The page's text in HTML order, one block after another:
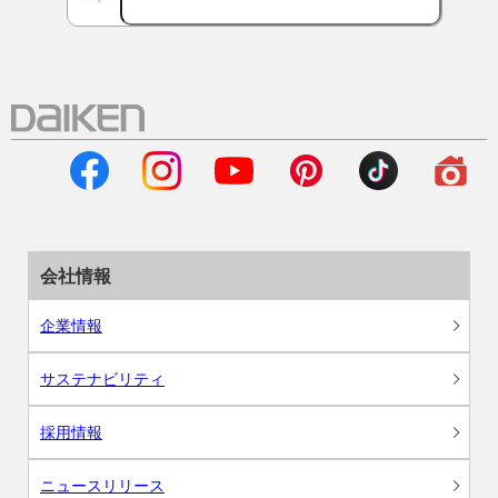
会社情報
企業情報
サステナビリティ
採用情報
ニュースリリース